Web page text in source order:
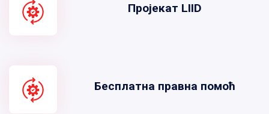
Пројекат LIID
Бесплатна правна помоћ